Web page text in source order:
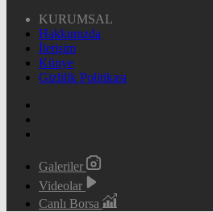
KURUMSAL
Hakkımızda
İletişim
Künye
Gizlilik Politikası
Galeriler
Videolar
Canlı Borsa